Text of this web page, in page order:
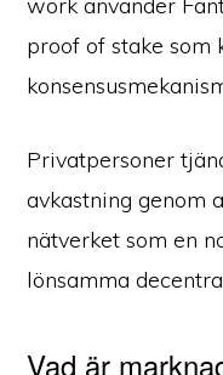
proof of stake som
Privatpersoner
avkastning genom
nätverket som en
lönsamma
Vad är